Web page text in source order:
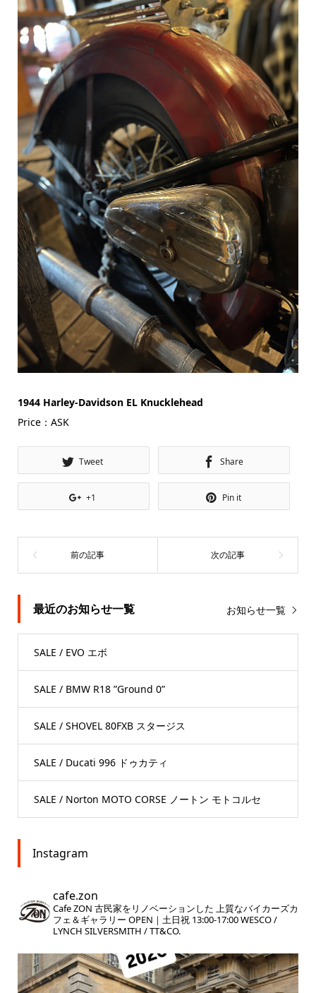
1944 Harley-Davidson EL Knucklehead
Price：ASK
Tweet Share
+1 Pin it
最近のお知らせ一覧 お知らせ一覧
SALE / EVO エボ
SALE / BMW R18 ”Ground 0”
SALE / SHOVEL 80FXB スタージス
SALE / Ducati 996 ドゥカティ
SALE / Norton MOTO CORSE ノートン モトコルセ
Instagram
cafe.zon
Cafe ZON 古民家をリノベーションした 上質なバイカーズカ
フェ＆ギャラリー OPEN｜土日祝 13:00-17:00WESCO /
LYNCH SILVERSMITH / TT&CO.